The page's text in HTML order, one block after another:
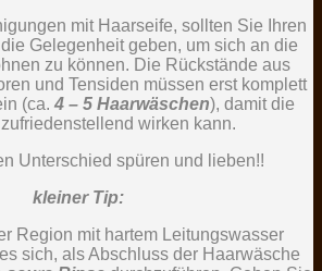
mit Haarseife, sollten Sie Ihren
Gelegenheit geben, um sich an die
zu können. Die Rückstände aus
und Tensiden müssen erst komplett
(ca. 4 – 5 Haarwäschen), damit die
wirken kann.
Unterschied spüren und lieben!!
kleiner Tip:
Region mit hartem Leitungswasser
sich, als Abschluss der Haarwäsche